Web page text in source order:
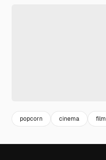
popcorn cinema film